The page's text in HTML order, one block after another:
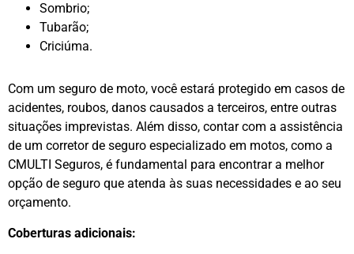
Sombrio;
Tubarão;
Criciúma.
Com um seguro de moto, você estará protegido em casos de
acidentes, roubos, danos causados a terceiros, entre outras
situações imprevistas. Além disso, contar com a assistência
de um corretor de seguro especializado em motos, como a
CMULTI Seguros, é fundamental para encontrar a melhor
opção de seguro que atenda às suas necessidades e ao seu
orçamento.
Coberturas adicionais: